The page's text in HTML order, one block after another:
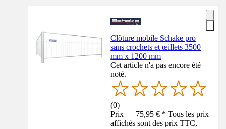
Clôture mobile Schake pro
sans crochets et œillets 3500
mm x 1200 mm
Cet article n'a pas encore été
noté.
(0)
Prix — 75,95 € * Tous les prix
affichés sont des prix TTC,